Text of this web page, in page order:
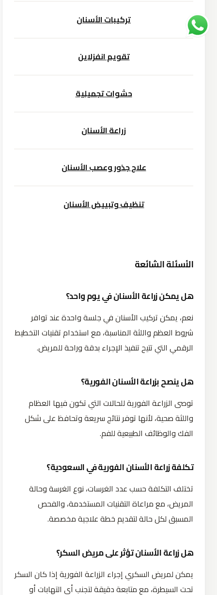
تركيبات الأسنان
تقويم انفزلاين
حشوات تجميلية
زراعة الأسنان
علاج جذور وعصب الأسنان
تنظيف وتبييض الأسنان
الأسئلة الشائعة
هل يمكن زراعة الأسنان في يوم واحد؟
نعم، يمكن تركيب الأسنان في جلسة واحدة عند توافر
شروط العظم واللثة المناسبة، مع استخدام تقنيات التخطيط
الرقمي التي تتيح تنفيذ الإجراء بدقة وراحة للمريض.
هل ينصح بزراعة الأسنان الفورية؟
توصى الزراعة الفورية للحالات التي تكون فيها العظام
واللثة صحية، لأنها توفر نتائج سريعة وتحافظ على شكل
الفك والوظائف الطبيعية للفم.
تكلفة زراعة الأسنان الفورية في السعودية؟
تختلف التكلفة حسب عدد الغرسات، نوع الغرسة وحالة
المريض، مع مراعاة التقنيات المستخدمة، والفحص
المسبق لكل حالة لتقديم خطة علاجية مخصصة.
هل زراعة الأسنان تؤثر على مريض السكر؟
يمكن لمريض السكري إجراء الزراعة الفورية إذا كان السكر
تحت السيطرة، مع متابعة دقيقة لتجنب أي التهابات أو